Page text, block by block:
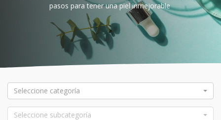
pasos para tener una piel inmejorable
Seleccione categoría
Seleccione subcategoría